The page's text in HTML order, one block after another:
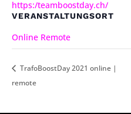
https:/teamboostday.ch/
VERANSTALTUNGSORT
Online Remote
TrafoBoostDay 2021 online |
remote